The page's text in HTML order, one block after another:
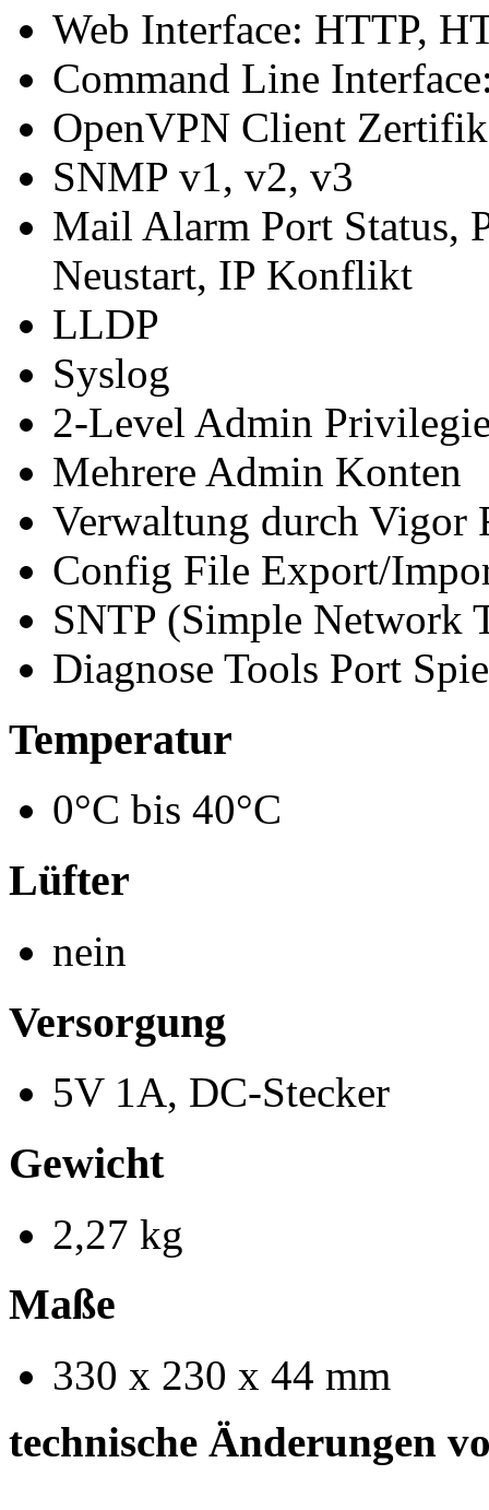
Web Interface: HTTP,
Command Line
OpenVPN Client
SNMP v1, v2, v3
Mail Alarm Port Status,
Neustart, IP Konflikt
LLDP
Syslog
2-Level Admin
Mehrere Admin Konten
Verwaltung durch Vigor
Config File Export/
SNTP (Simple Network
Diagnose Tools Port
Temperatur
0°C bis 40°C
Lüfter
nein
Versorgung
5V 1A, DC-Stecker
Gewicht
2,27 kg
Maße
330 x 230 x 44 mm
technische Änderungen